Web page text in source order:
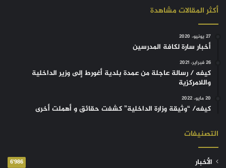
أكثر المقالات مشاهدة
27 يونيو، 2020
أخبار سارة لكافة المدرسين
26 فبراير، 2021
كيفه / رسالة عاجلة من عمدة بلدية أغورط إلى وزير الداخلية
واللامركزية
20 مايو، 2022
كيفه/ “وثيقة وزارة الداخلية” كشفت حقائق و أهملت أخرى
التصنيفات
الأخبار 6٬986